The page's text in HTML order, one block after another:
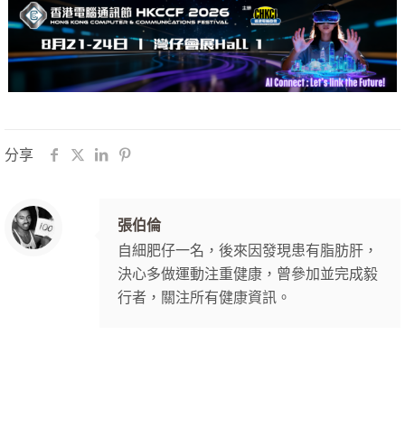
分享
張伯倫
自細肥仔一名，後來因發現患有脂肪肝，
決心多做運動注重健康，曾參加並完成毅
行者，關注所有健康資訊。